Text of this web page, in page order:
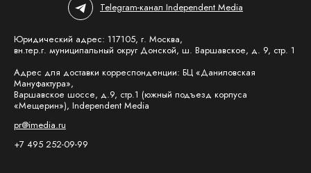
Telegram-канал Independent Media
Юридический адрес: 117105, г. Москва,
вн.тер.г. муниципальный округ Донской, ш. Варшавское, д. 9, стр. 1
Адрес для доставки корреспонденции: БЦ «Даниловская
Мануфактура»,
Варшавское шоссе, д.9, стр.1 (южный подъезд корпуса
«Мещерин»), Independent Media
pr@imedia.ru
+7 495 252-09-99